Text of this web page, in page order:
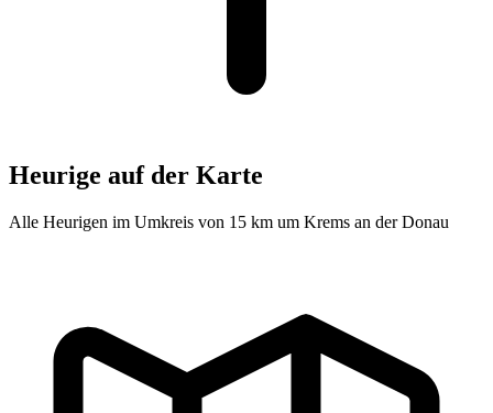
Heurige auf der Karte
Alle Heurigen im Umkreis von 15 km um Krems an der Donau